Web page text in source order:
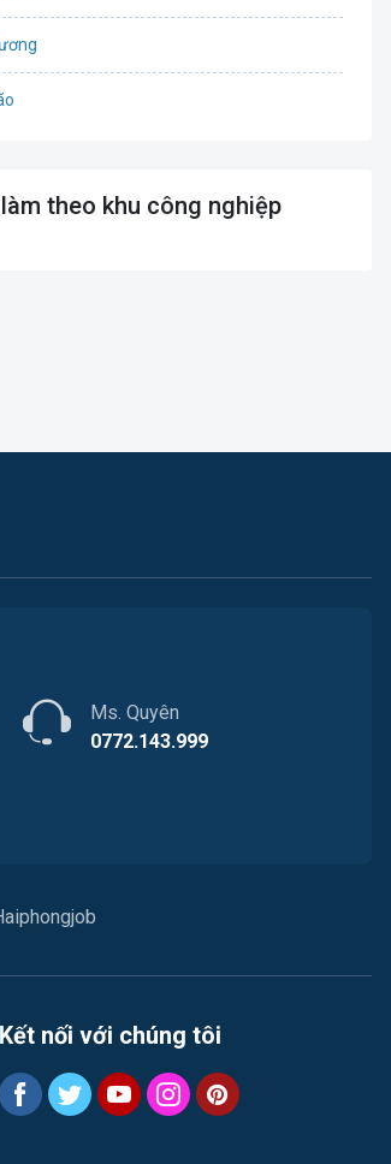
Sản
(QA/QC)
nhận / Kho vận
Mộc
Sơn
theo khu công nghiệp
Ms. Quyên
0772.143.999
Kết nối với chúng tôi